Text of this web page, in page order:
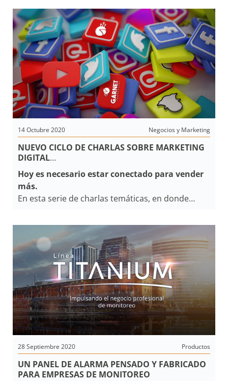
estamos viviendo hoy en materia de
comportamiento de consumo. Las empresas que
brindan servicios de seguridad electrónica
tuvieron que adaptarse y hoy la venta pasa en
gran parte por la interactividad que genera una
app en el hard. Crecen significativamente
servicios de monitoreo que cubran, no solo
necesidades de seguridad sino también de
bienestar, tranquilidad y confort.
14 Octubre 2020 Negocios y Marketing
NUEVO CICLO DE CHARLAS SOBRE MARKETING
DIGITAL
PARA EMPRESAS DE SEGURIDAD
Hoy es necesario estar conectado para vender
más.
En esta serie de charlas temáticas, en donde
marketing,
nos mostrarán una ruta de aprendizaje llena de
herramientas y buenas prácticas.
publicidad en Internety lasredes sociales,
juegan un papel relevante para la difusión y el
aumento de la
demanda de productos y servicios. Saber aplicar
estas nuevas técnicas y tecnologías, será una de
las
principales claves paraobtener mayores
ingresosen los negocios que desarrollemos.
28 Septiembre 2020 Productos
UN PANEL DE ALARMA PENSADO Y FABRICADO
PARA EMPRESAS DE MONITOREO